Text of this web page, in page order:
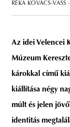
budapest
RÉKA KOVÁCS-VASS
Az idei Velencei
Múzeum
károkkal című
kiállítása négy
múlt és jelen
identitás